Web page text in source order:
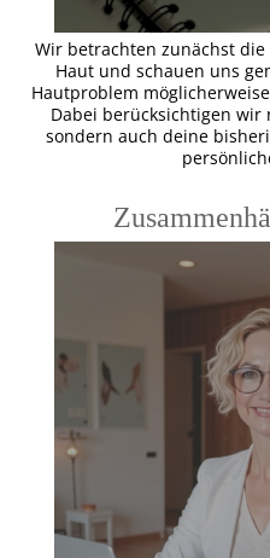
Wir betrachten zunächst
Haut und schauen uns
Hautproblem
Dabei berücksichtigen
sondern auch deine